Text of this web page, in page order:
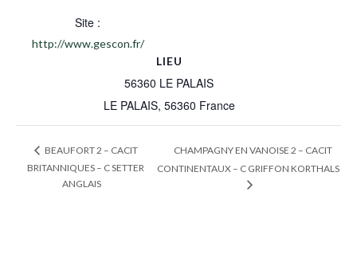
Site :
http://www.gescon.fr/
LIEU
56360 LE PALAIS
LE PALAIS, 56360 France
BEAUFORT 2 – CACIT
BRITANNIQUES – C SETTER
ANGLAIS
CHAMPAGNY EN VANOISE 2 – CACIT
CONTINENTAUX – C GRIFFON KORTHALS